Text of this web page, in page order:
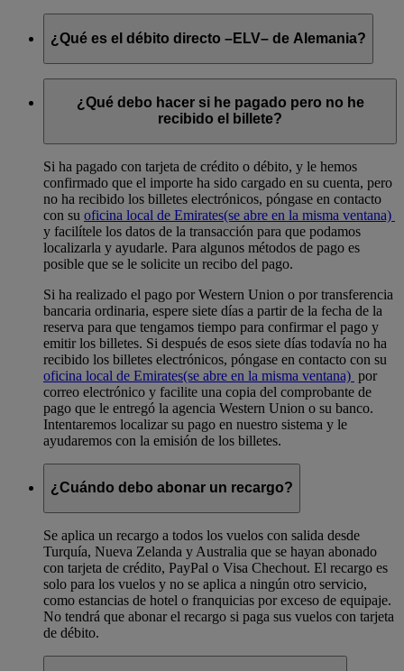
¿Qué es el débito directo –ELV– de Alemania?
¿Qué debo hacer si he pagado pero no he
recibido el billete?
Si ha pagado con tarjeta de crédito o débito, y le hemos
confirmado que el importe ha sido cargado en su cuenta, pero
no ha recibido los billetes electrónicos, póngase en contacto
con su oficina local de Emirates(se abre en la misma ventana)
y facilítele los datos de la transacción para que podamos
localizarla y ayudarle. Para algunos métodos de pago es
posible que se le solicite un recibo del pago.
Si ha realizado el pago por Western Union o por transferencia
bancaria ordinaria, espere siete días a partir de la fecha de la
reserva para que tengamos tiempo para confirmar el pago y
emitir los billetes. Si después de esos siete días todavía no ha
recibido los billetes electrónicos, póngase en contacto con su
oficina local de Emirates(se abre en la misma ventana) por
correo electrónico y facilite una copia del comprobante de
pago que le entregó la agencia Western Union o su banco.
Intentaremos localizar su pago en nuestro sistema y le
ayudaremos con la emisión de los billetes.
¿Cuándo debo abonar un recargo?
Se aplica un recargo a todos los vuelos con salida desde
Turquía, Nueva Zelanda y Australia que se hayan abonado
con tarjeta de crédito, PayPal o Visa Chechout. El recargo es
solo para los vuelos y no se aplica a ningún otro servicio,
como estancias de hotel o franquicias por exceso de equipaje.
No tendrá que abonar el recargo si paga sus vuelos con tarjeta
de débito.